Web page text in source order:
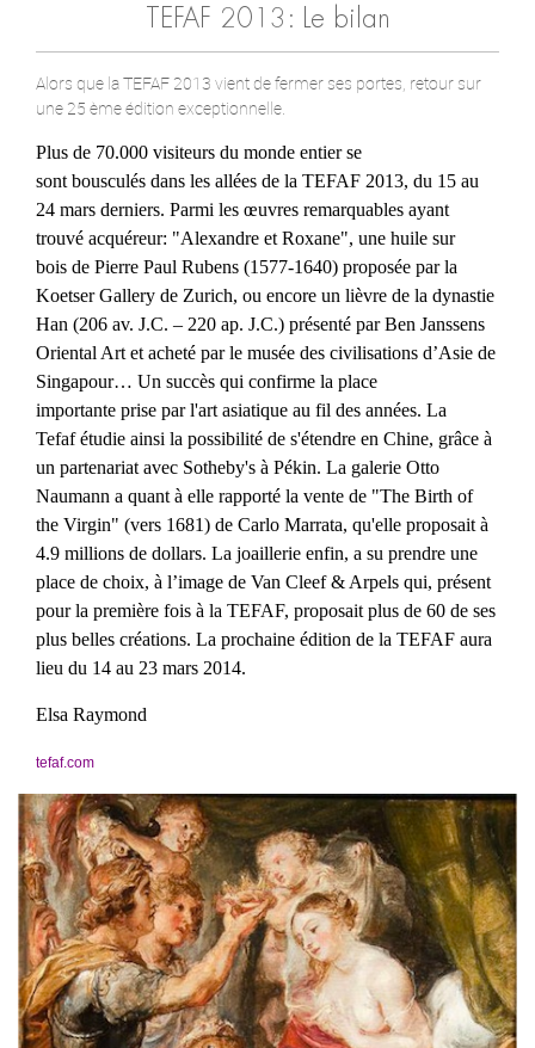
TEFAF 2013: Le bilan
Alors que la TEFAF 2013 vient de fermer ses portes, retour sur
une 25 ème édition exceptionnelle.
Plus de 70.000 visiteurs du monde entier se
sont bousculés dans les allées de la TEFAF 2013, du 15 au
24 mars derniers. Parmi les œuvres remarquables ayant
trouvé acquéreur: "Alexandre et Roxane", une huile sur
bois de Pierre Paul Rubens (1577-1640) proposée par la
Koetser Gallery de Zurich, ou encore un lièvre de la dynastie
Han (206 av. J.C. – 220 ap. J.C.) présenté par Ben Janssens
Oriental Art et acheté par le musée des civilisations d’Asie de
Singapour… Un succès qui confirme la place
importante prise parl'art asiatique au fil des années. La
Tefafétudie ainsi la possibilité de s'étendre en Chine, grâce à
un partenariat avec Sotheby's à Pékin. La galerie Otto
Naumann a quant à elle rapporté la vente de "The Birth of
the Virgin" (vers 1681) de Carlo Marrata, qu'elle proposait à
4.9 millions de dollars. La joaillerie enfin, a su prendre une
place de choix, à l’image de Van Cleef& Arpels qui, présent
pour la première fois à la TEFAF, proposait plus de 60 de ses
plus belles créations. La prochaine édition de la TEFAF aura
lieu du 14 au 23 mars 2014.
Elsa Raymond
tefaf.com